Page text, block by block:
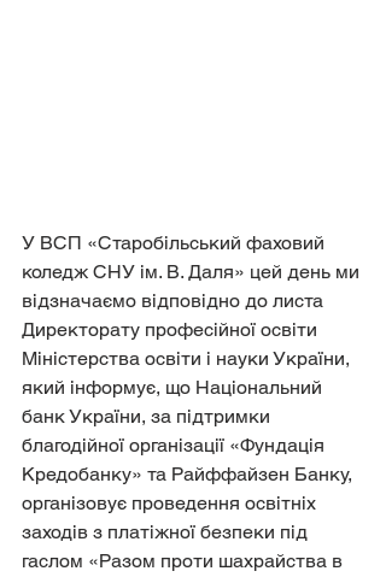
У ВСП «Старобільський фаховий
коледж СНУ ім. В. Даля» цей день ми
відзначаємо відповідно до листа
Директорату професійної освіти
Міністерства освіти і науки України,
який інформує, що Національний
банк України, за підтримки
благодійної організації «Фундація
Кредобанку» та Райффайзен Банку,
організовує проведення освітніх
заходів з платіжної безпеки під
гаслом «Разом проти шахрайства в